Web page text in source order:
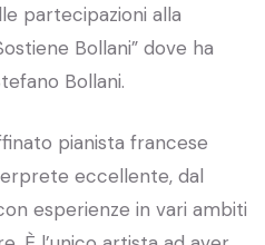
partecipazioni alla
Bollani” dove ha
Bollani.
pianista francese
eccellente, dal
esperienze in vari ambiti